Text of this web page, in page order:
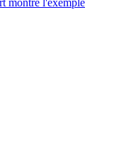
montre l'exemple